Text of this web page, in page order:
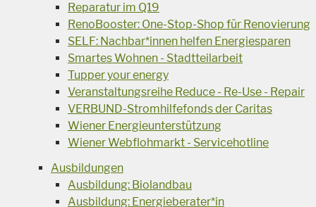
Reparatur im Q19
RenoBooster: One-Stop-Shop für Renovierung
SELF: Nachbar*innen helfen Energiesparen
Smartes Wohnen - Stadtteilarbeit
Tupper your energy
Veranstaltungsreihe Reduce - Re-Use - Repair
VERBUND-Stromhilfefonds der Caritas
Wiener Energieunterstützung
Wiener Webflohmarkt - Servicehotline
Ausbildungen
Ausbildung: Biolandbau
Ausbildung: Energieberater*in